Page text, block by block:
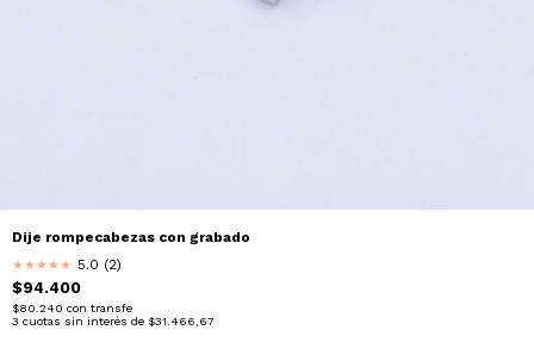
Dije rompecabezas con grabado
★★★★★ 5.0 (2)
$94.400
$80.240 con transfe
3 cuotas sin interés de $31.466,67